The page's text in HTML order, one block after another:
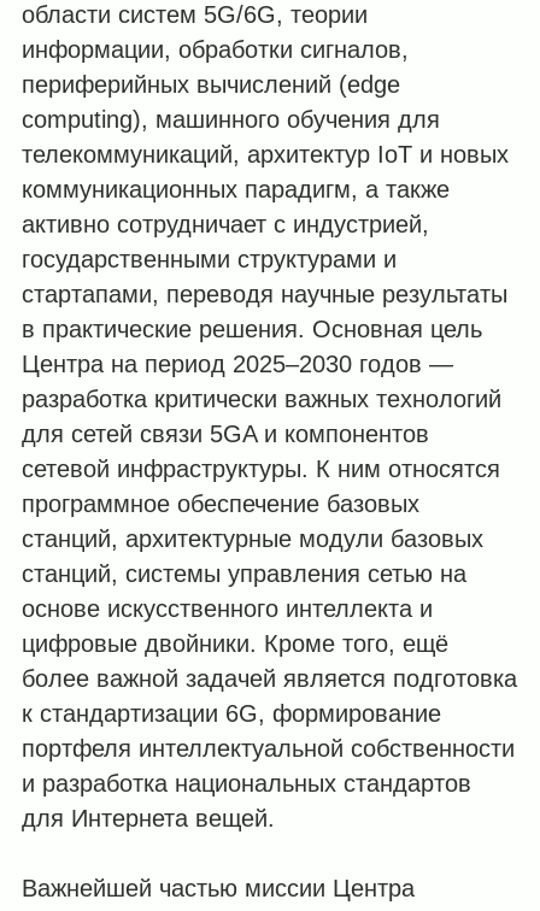
области систем 5G/6G, теории
информации, обработки сигналов,
периферийных вычислений (edge
computing), машинного обучения для
телекоммуникаций, архитектур IoT и новых
коммуникационных парадигм, а также
активно сотрудничает с индустрией,
государственными структурами и
стартапами, переводя научные результаты
в практические решения. Основная цель
Центра на период 2025–2030 годов —
разработка критически важных технологий
для сетей связи 5GA и компонентов
сетевой инфраструктуры. К ним относятся
программное обеспечение базовых
станций, архитектурные модули базовых
станций, системы управления сетью на
основе искусственного интеллекта и
цифровые двойники. Кроме того, ещё
более важной задачей является подготовка
к стандартизации 6G, формирование
портфеля интеллектуальной собственности
и разработка национальных стандартов
для Интернета вещей.
Важнейшей частью миссии Центра